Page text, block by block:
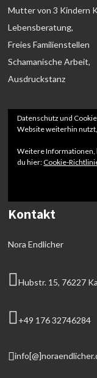
Mutter von 3 Kindern
Lebensberatung,
Freies Familienstellen
Schamanische Arbeit,
Ausdruckstanz
Datenschutz und
Website weiterhin
Weitere Informationen,
du hier:Cookie-
Kontakt
Nora Endlicher
Hubstr. 15, 76227
+49 176 32746284